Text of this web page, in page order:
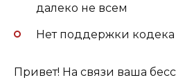
далеко не всем
Нет поддержки кодека
Привет! На связи ваша